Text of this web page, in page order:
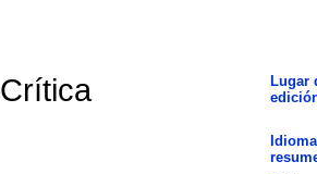
Crítica
Lugar